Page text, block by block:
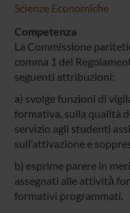
Scienze Economiche
Competenza
La Commissione
comma 1 del
seguenti attribuzioni:
a) svolge funzioni di
formativa, sulla qualità
servizio agli studenti
sull’attivazione e
b) esprime parere in
assegnati alle attività̀
formativi programmati.